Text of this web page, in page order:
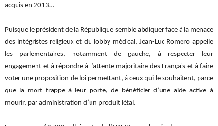
acquis en 2013…
Puisque le président de la République semble abdiquer face à la menace
des intégristes religieux et du lobby médical, Jean-Luc Romero appelle
les parlementaires, notamment de gauche, à respecter leur
engagement et à répondre à l’attente majoritaire des Français et à faire
voter une proposition de loi permettant, à ceux qui le souhaitent, parce
que la mort frappe à leur porte, de bénéficier d’une aide active à
mourir, par administration d’un produit létal.